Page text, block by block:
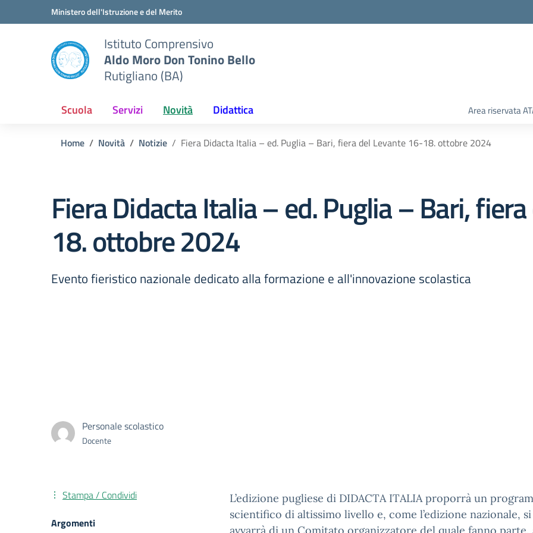
Vai ai contenuti
Vai al menu di navigazioneMinistero dell'Istruzione e del Merito
Istituto Comprensivo
Aldo Moro Don Tonino Bello
Rutigliano (BA)
Scuola Servizi Novità Didattica Area riservata
Home Novità Notizie Fiera Didacta Italia – ed. Puglia – Bari, fiera del Levante 16-18. ottobre 2024
Fiera Didacta Italia – ed. Puglia – Bari,
18. ottobre 2024
Evento fieristico nazionale dedicato alla formazione e all'innovazione scolastica
Personale scolastico
Docente
L’edizione pugliese di DIDACTA ITALIA proporrà un
scientifico di altissimo livello e, come l’edizione nazionale, si
Stampa / Condividi
Argomenti